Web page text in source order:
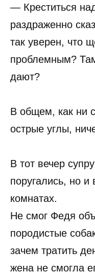
— Креститься
раздраженно
так уверен, что
проблемным?
дают?
В общем, как ни
острые углы,
В тот вечер
поругались, но
комнатах.
Не смог Федя
породистые
зачем тратить
жена не смогла